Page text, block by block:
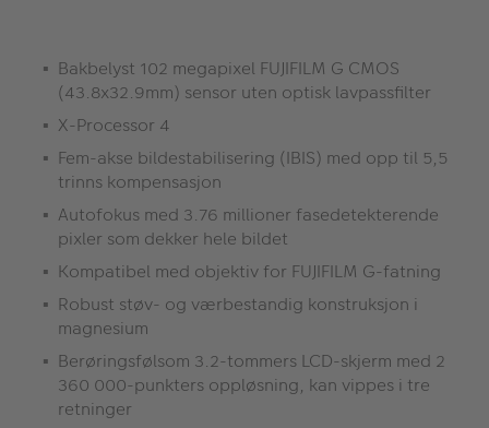
Bakbelyst 102 megapixel FUJIFILM G CMOS
(43.8x32.9mm) sensor uten optisk lavpassfilter
X-Processor 4
Fem-akse bildestabilisering (IBIS) med opp til 5,5
trinns kompensasjon
Autofokus med 3.76 millioner fasedetekterende
pixler som dekker hele bildet
Kompatibel med objektiv for FUJIFILM G-fatning
Robust støv- og værbestandig konstruksjon i
magnesium
Berøringsfølsom 3.2-tommers LCD-skjerm med 2
360 000-punkters oppløsning, kan vippes i tre
retninger